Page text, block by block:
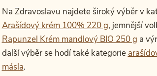
Na Zdravoslavu najdete široký výběr v
Arašídový krém 100% 220 g, jemnější
Rapunzel Krém mandlový BIO 250 g a
další výběr se hodí také kategorie
másla.